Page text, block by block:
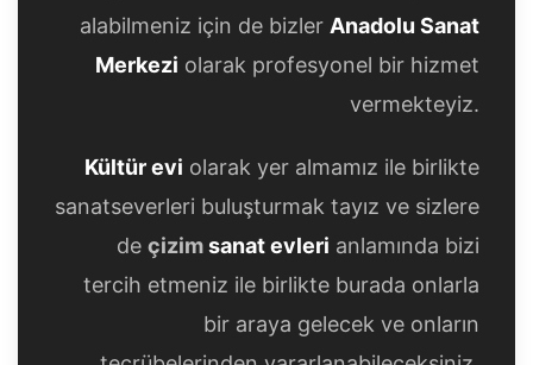
alabilmeniz için de bizler Anadolu Sanat
Merkezi olarak profesyonel bir hizmet
vermekteyiz.
Kültür evi olarak yer almamız ile birlikte
sanatseverleri buluşturmak tayız ve sizlere
de çizimsanat evleri anlamında bizi
tercih etmeniz ile birlikte burada onlarla
bir araya gelecek ve onların